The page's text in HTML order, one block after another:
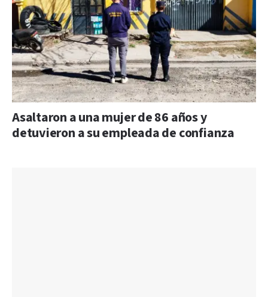
Asaltaron a una mujer de 86 años y
detuvieron a su empleada de confianza